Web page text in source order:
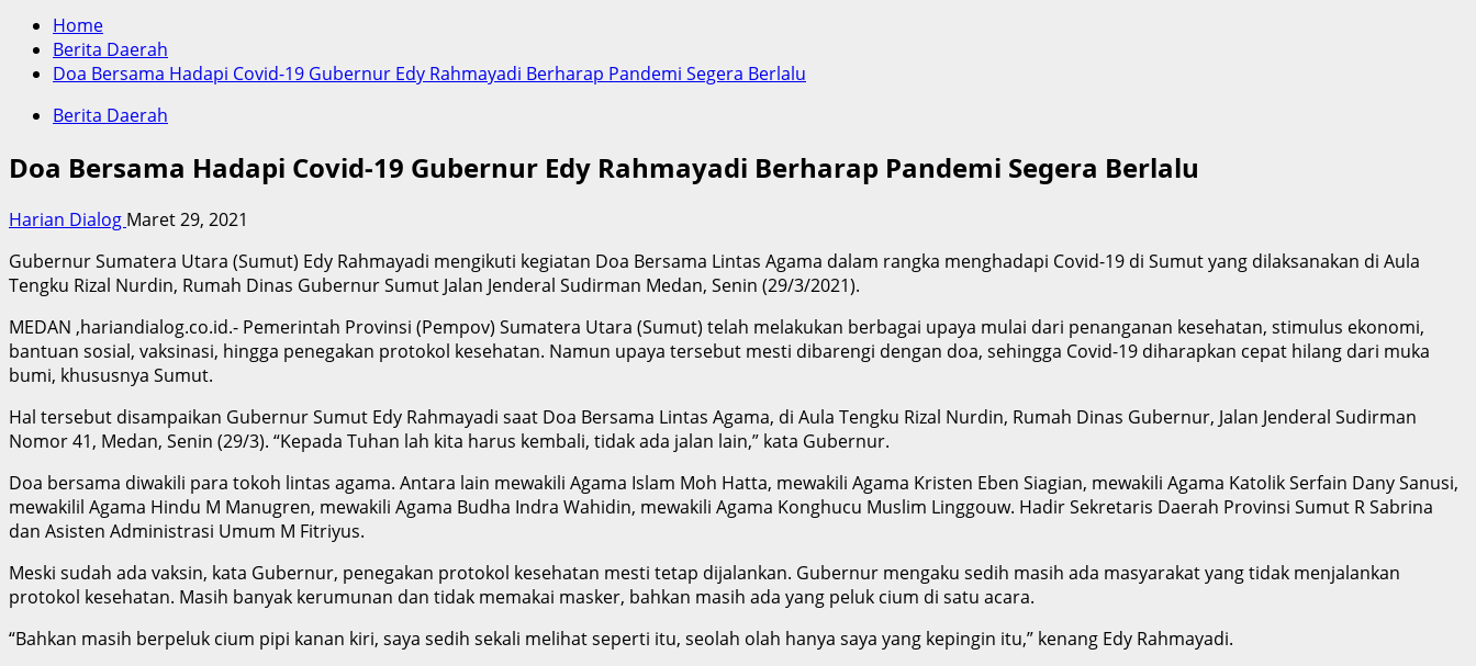
Home
Berita Daerah
Doa Bersama Hadapi Covid-19 Gubernur Edy Rahmayadi Berharap Pandemi Segera Berlalu
Berita Daerah
Doa Bersama Hadapi Covid-19 Gubernur Edy Rahmayadi Berharap Pandemi Segera Berlalu
Harian Dialog Maret 29, 2021
Gubernur Sumatera Utara (Sumut) Edy Rahmayadi mengikuti kegiatan Doa Bersama Lintas Agama dalam rangka menghadapi Covid-19 di Sumut yang dilaksanakan di Aula
Tengku Rizal Nurdin, Rumah Dinas Gubernur Sumut Jalan Jenderal Sudirman Medan, Senin (29/3/2021).
MEDAN ,hariandialog.co.id.- Pemerintah Provinsi (Pempov) Sumatera Utara (Sumut) telah melakukan berbagai upaya mulai dari penanganan kesehatan, stimulus ekonomi,
bantuan sosial, vaksinasi, hingga penegakan protokol kesehatan. Namun upaya tersebut mesti dibarengi dengan doa, sehingga Covid-19 diharapkan cepat hilang dari muka
bumi, khususnya Sumut.
Hal tersebut disampaikan Gubernur Sumut Edy Rahmayadi saat Doa Bersama Lintas Agama, di Aula Tengku Rizal Nurdin, Rumah Dinas Gubernur, Jalan Jenderal Sudirman
Nomor 41, Medan, Senin (29/3). “Kepada Tuhan lah kita harus kembali, tidak ada jalan lain,” kata Gubernur.
Doa bersama diwakili para tokoh lintas agama. Antara lain mewakili Agama Islam Moh Hatta, mewakili Agama Kristen Eben Siagian, mewakili Agama Katolik Serfain Dany Sanusi,
mewakilil Agama Hindu M Manugren, mewakili Agama Budha Indra Wahidin, mewakili Agama Konghucu Muslim Linggouw. Hadir Sekretaris Daerah Provinsi Sumut R Sabrina
dan Asisten Administrasi Umum M Fitriyus.
Meski sudah ada vaksin, kata Gubernur, penegakan protokol kesehatan mesti tetap dijalankan. Gubernur mengaku sedih masih ada masyarakat yang tidak menjalankan
protokol kesehatan. Masih banyak kerumunan dan tidak memakai masker, bahkan masih ada yang peluk cium di satu acara.
“Bahkan masih berpeluk cium pipi kanan kiri, saya sedih sekali melihat seperti itu, seolah olah hanya saya yang kepingin itu,” kenang Edy Rahmayadi.